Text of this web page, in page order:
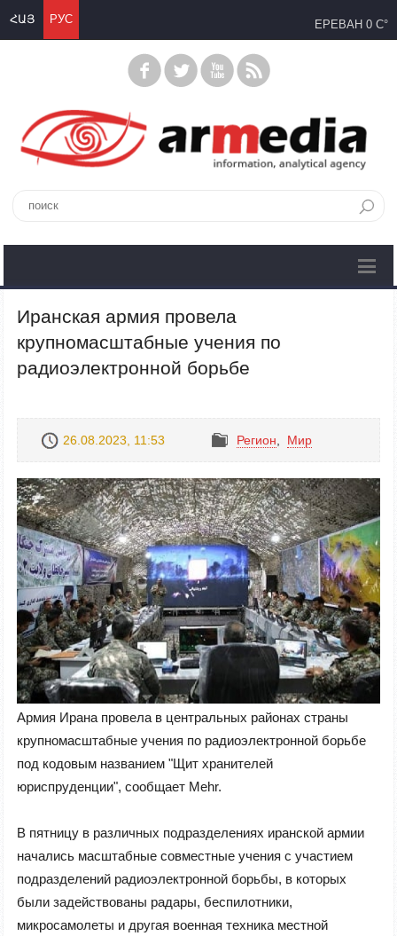
ՀԱՅ РУС ЕРЕВАН 0 C°
Иранская армия провела
крупномасштабные учения по
радиоэлектронной борьбе
26.08.2023, 11:53 Регион Mир
Армия Ирана провела в центральных районах страны
крупномасштабные учения по радиоэлектронной борьбе
под кодовым названием "Щит хранителей
юриспруденции", сообщает Mehr.
В пятницу в различных подразделениях иранской армии
начались масштабные совместные учения с участием
подразделений радиоэлектронной борьбы, в которых
были задействованы радары, беспилотники,
микросамолеты и другая военная техника местной